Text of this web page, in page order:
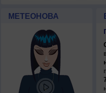
МЕТЕОНОВА